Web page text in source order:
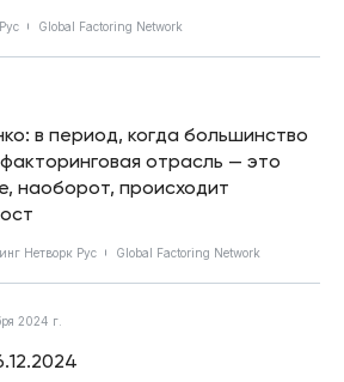
Global Factoring Network
в период, когда большинство
отрасль — это
наоборот, происходит
Нетворк Рус Global Factoring Network
2024 г.